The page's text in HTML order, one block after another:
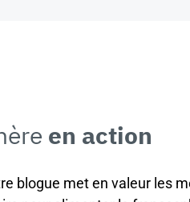
en action
blogue met en valeur les